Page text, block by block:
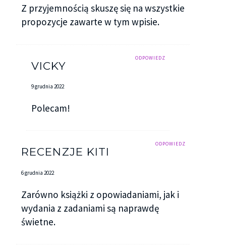
Z przyjemnością skuszę się na wszystkie
propozycje zawarte w tym wpisie.
ODPOWIEDZ
VICKY
9 grudnia 2022
Polecam!
ODPOWIEDZ
RECENZJE KITI
6 grudnia 2022
Zarówno książki z opowiadaniami, jak i
wydania z zadaniami są naprawdę
świetne.